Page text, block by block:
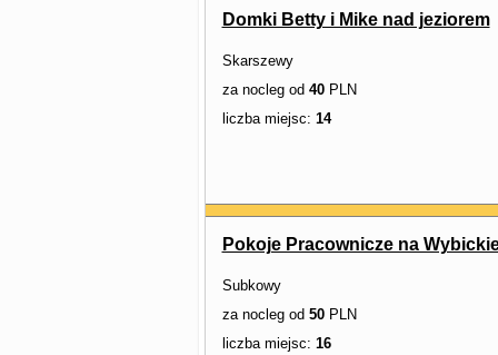
Domki Betty i Mike nad jeziorem
Skarszewy
za nocleg od 40PLN
liczba miejsc: 14
Pokoje Pracownicze na
Subkowy
za nocleg od 50PLN
liczba miejsc: 16